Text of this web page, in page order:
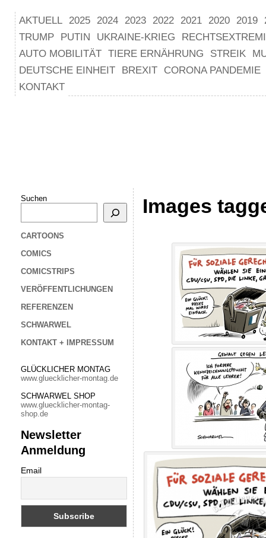
AKTUELL 2025 2024 2023 2022 2021 2020 2019
TRUMP
PUTIN UKRAINE-KRIEG
AUTO MOBILITÄT TIERE ERNÄHRUNG STREIK
DEUTSCHE EINHEIT
BREXIT
CORONA PANDEMIE
KONTAKT
Suchen
CARTOONS
COMICS
COMICSTRIPS
VERÖFFENTLICHUNGEN
REFERENZEN
SCHWARWEL
KONTAKT + IMPRESSUM
GLÜCKLICHER MONTAG
www.gluecklicher-montag.de
SCHWARWEL SHOP
www.gluecklicher-montag-
shop.de
Newsletter
Anmeldung
Email
Images